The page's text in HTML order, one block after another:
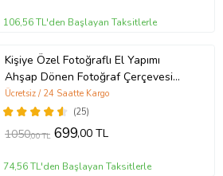
106,56 TL'den Başlayan Taksitlerle
Kişiye Özel Fotoğraflı El Yapımı
Ahşap Dönen Fotoğraf Çerçevesi
Doğum Günü Hediyesi
(25)
Ücretsiz / 24 Saatte Kargo
1050,00 TL 699,00 TL
74,56 TL'den Başlayan Taksitlerle